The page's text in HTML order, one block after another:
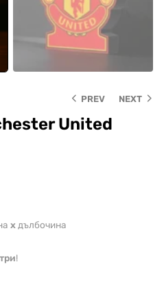
PREV NEXT
United
x дълбочина
!